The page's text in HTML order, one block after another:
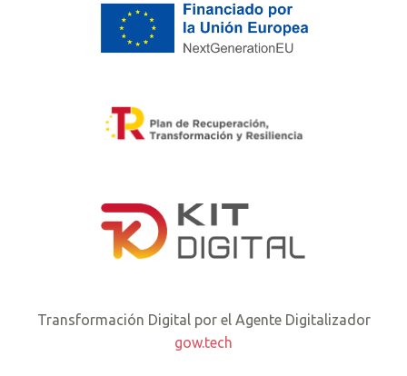
Transformación Digital por el Agente Digitalizador
gow.tech